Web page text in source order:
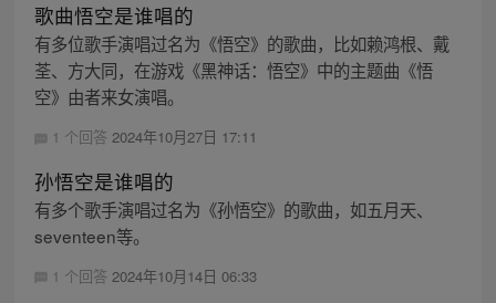
歌曲悟空是谁唱的
有多位歌手演唱过名为《悟空》的歌曲，比如赖鸿根、戴
荃、方大同，在游戏《黑神话：悟空》中的主题曲《悟
空》由者来女演唱。
1 个回答 2024年10月27日 17:11
孙悟空是谁唱的
有多个歌手演唱过名为《孙悟空》的歌曲，如五月天、
seventeen等。
1 个回答 2024年10月14日 06:33